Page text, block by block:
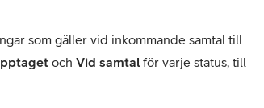
som gäller vid inkommande samtal till
och Vid samtal för varje status, till